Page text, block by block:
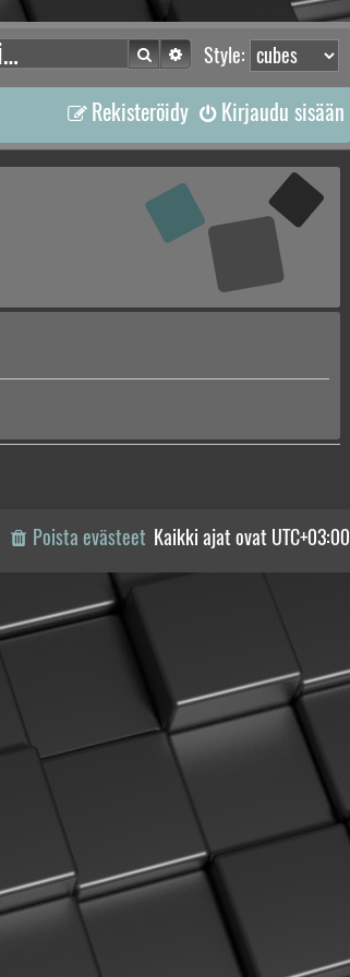
Style:
Etsi Tarkennettu haku
Kirjaudu sisään
Rekisteröidy
Kaikki ajat ovat UTC+03:00
Poista evästeet